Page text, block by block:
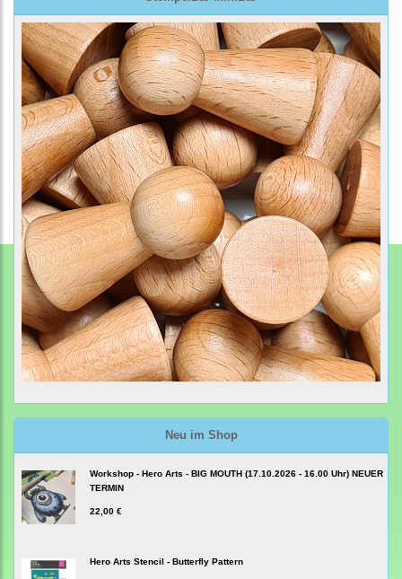
Neu im Shop
Workshop - Hero Arts - BIG MOUTH (17.10.2026 - 16.00 Uhr) NEUER
TERMIN
22,00 €
Hero Arts Stencil - Butterfly Pattern